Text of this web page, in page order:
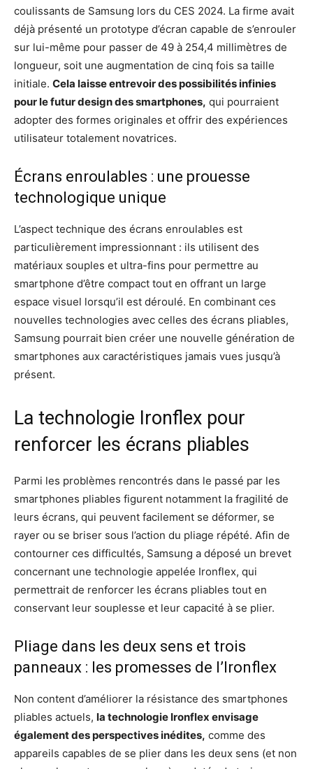
coulissants de Samsung lors du CES 2024. La firme avait
déjà présenté un prototype d’écran capable de s’enrouler
sur lui-même pour passer de 49 à 254,4 millimètres de
longueur, soit une augmentation de cinq fois sa taille
initiale. Cela laisse entrevoir des possibilités infinies
pour le futur design des smartphones, qui pourraient
adopter des formes originales et offrir des expériences
utilisateur totalement novatrices.
Écrans enroulables : une prouesse
technologique unique
L’aspect technique des écrans enroulables est
particulièrement impressionnant : ils utilisent des
matériaux souples et ultra-fins pour permettre au
smartphone d’être compact tout en offrant un large
espace visuel lorsqu’il est déroulé. En combinant ces
nouvelles technologies avec celles des écrans pliables,
Samsung pourrait bien créer une nouvelle génération de
smartphones aux caractéristiques jamais vues jusqu’à
présent.
La technologie Ironflex pour
renforcer les écrans pliables
Parmi les problèmes rencontrés dans le passé par les
smartphones pliables figurent notamment la fragilité de
leurs écrans, qui peuvent facilement se déformer, se
rayer ou se briser sous l’action du pliage répété. Afin de
contourner ces difficultés, Samsung a déposé un brevet
concernant une technologie appelée Ironflex, qui
permettrait de renforcer les écrans pliables tout en
conservant leur souplesse et leur capacité à se plier.
Pliage dans les deux sens et trois
panneaux : les promesses de l’Ironflex
Non content d’améliorer la résistance des smartphones
pliables actuels, la technologie Ironflex envisage
également des perspectives inédites, comme des
appareils capables de se plier dans les deux sens (et non